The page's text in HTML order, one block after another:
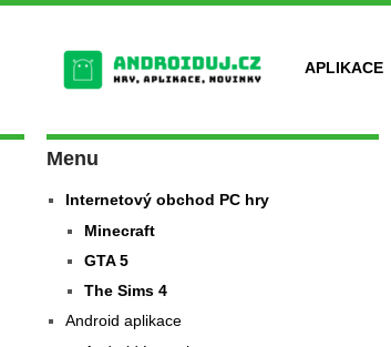
APLIKACE
Menu
Internetový obchod PC hry
Minecraft
GTA 5
The Sims 4
Android aplikace